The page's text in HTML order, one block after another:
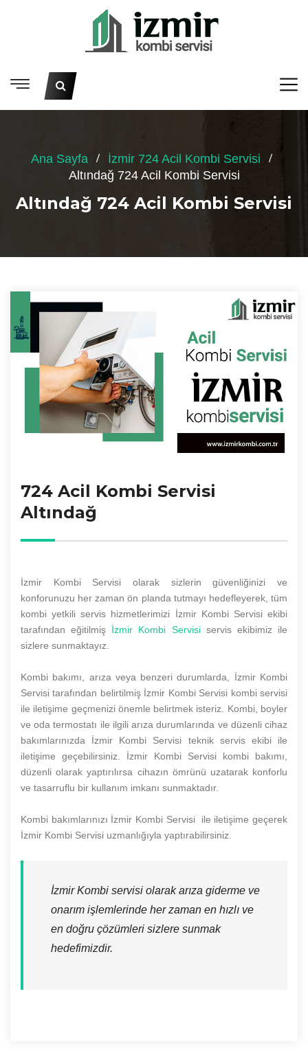
Ana Sayfa
İzmir 724 Acil Kombi Servisi
Altındağ 724 Acil Kombi Servisi
Altındağ 724 Acil Kombi Servisi
724 Acil Kombi Servisi
Altındağ
İzmir Kombi Servisi olarak sizlerin güvenliğinizi ve
konforunuzu her zaman ön planda tutmayı hedefleyerek, tüm
kombi yetkili servis hizmetlerimizi İzmir Kombi Servisi ekibi
tarafından eğitilmiş İzmir Kombi Servisiservis ekibimiz ile
sizlere sunmaktayız.
Kombi bakımı, arıza veya benzeri durumlarda, İzmir Kombi
Servisi tarafından belirtilmiş İzmir Kombi Servisi kombi servisi
ile iletişime geçmenizi önemle belirtmek isteriz. Kombi, boyler
ve oda termostatı ile ilgili arıza durumlarında ve düzenli cihaz
bakımlarınızda İzmir Kombi Servisi teknik servis ekibi ile
iletişime geçebilirsiniz. İzmir Kombi Servisi kombi bakımı,
düzenli olarak yaptırılırsa cihazın ömrünü uzatarak konforlu
ve tasarruflu bir kullanım imkanı sunmaktadır.
Kombi bakımlarınızı İzmir Kombi Servisi ile iletişime geçerek
İzmir Kombi Servisi uzmanlığıyla yaptırabilirsiniz.
İzmir Kombi servisi olarak arıza giderme ve
onarım işlemlerinde her zaman en hızlı ve
en doğru çözümleri sizlere sunmak
hedefimizdir.